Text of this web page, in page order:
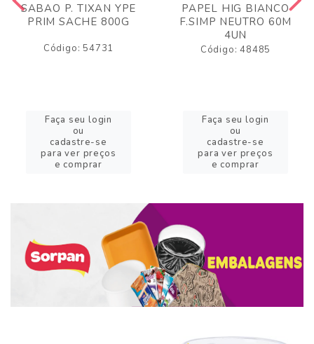
SABAO P. TIXAN YPE
PRIM SACHE 800G
Código: 54731
Faça seu login
ou
cadastre-se
para ver preços
e comprar
PAPEL HIG BIANCO
F.SIMP NEUTRO 60M
4UN
Código: 48485
Faça seu login
ou
cadastre-se
para ver preços
e comprar